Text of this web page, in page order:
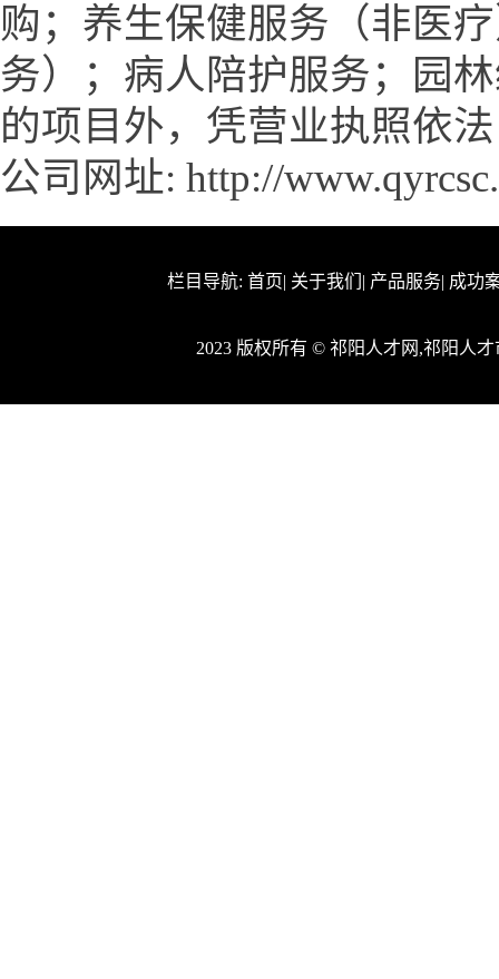
购；养生保健服务（非医
务）；病人陪护服务；园
的项目外，凭营业执照依
公司网址: http://
栏目导航: 首页| 关于我们 | 产品服务| 成功
2023 版权所有 © 祁阳人才网,祁阳人